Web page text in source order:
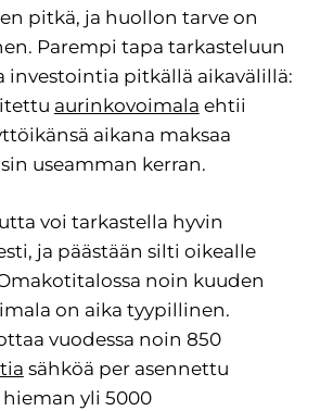
pitkä, ja huollon tarve on
Parempi tapa tarkasteluun
investointia pitkällä aikavälillä:
aurinkovoimala ehtii
aikana maksaa
useamman kerran.
voi tarkastella hyvin
ja päästään silti oikealle
noin kuuden
on aika tyypillinen.
vuodessa noin 850
sähköä per asennettu
yli 5000